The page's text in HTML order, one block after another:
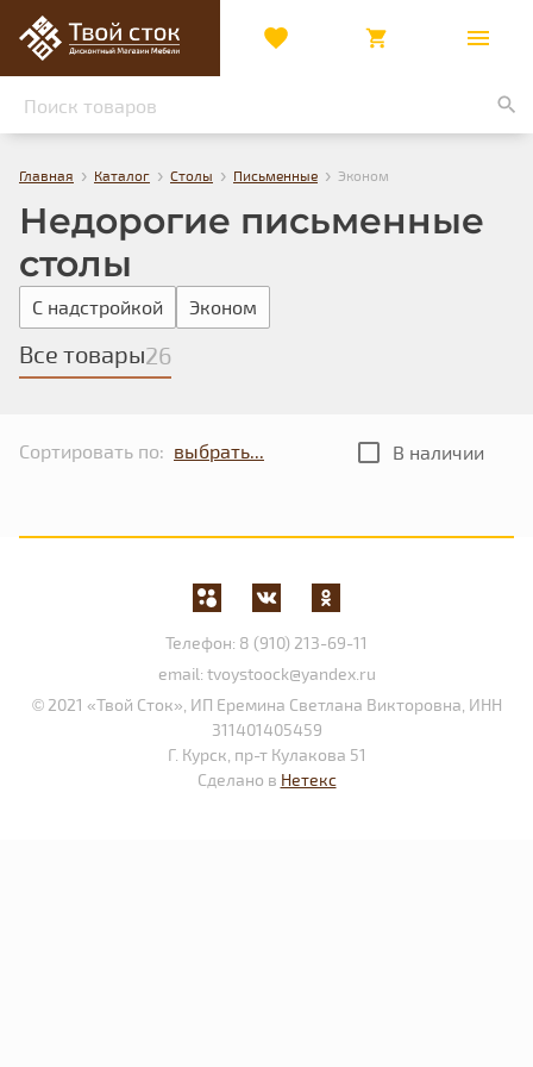
Главная › Каталог › Столы › Письменные › Эконом
Недорогие письменные
столы
С надстройкой Эконом
Все товары26
Сортировать по: В наличии
Телефон: 8 (910) 213-69-11
email: tvoystoock@yandex.ru
© 2021 «Твой Сток», ИП Еремина Светлана Викторовна, ИНН
311401405459
Г. Курск, пр-т Кулакова 51
Сделано в Нетекс